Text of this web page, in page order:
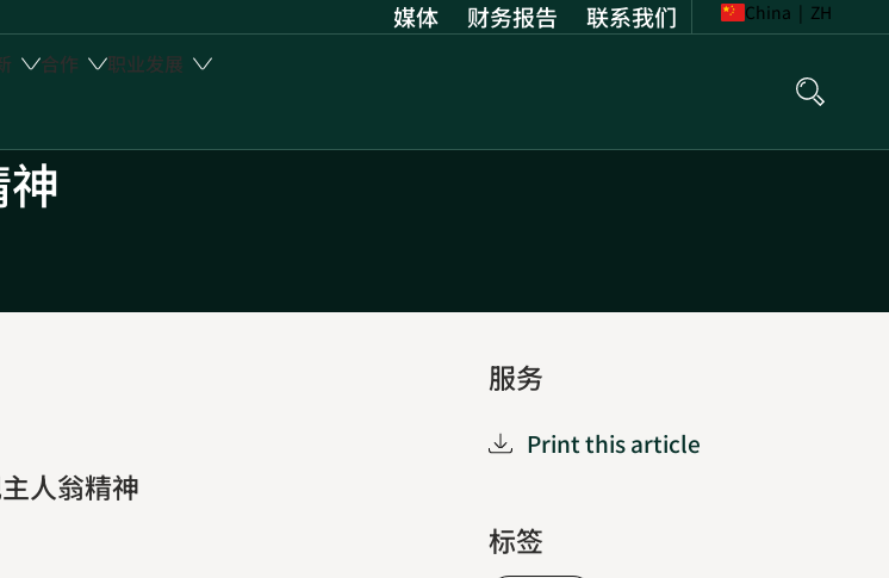
媒体 财务报告 Opens
联系我们 China | ZH
合作 职业发展
人翁精神
服务
Print this article
标签